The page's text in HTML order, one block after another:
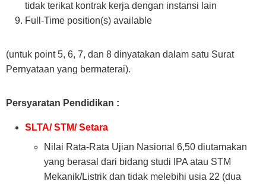
tidak terikat kontrak kerja dengan instansi lain
Full-Time position(s) available
(untuk point 5, 6, 7, dan 8 dinyatakan dalam satu Surat
Pernyataan yang bermaterai).
Persyaratan Pendidikan :
SLTA/ STM/ Setara
Nilai Rata-Rata Ujian Nasional 6,50 diutamakan
yang berasal dari bidang studi IPA atau STM
Mekanik/Listrik dan tidak melebihi usia 22 (dua